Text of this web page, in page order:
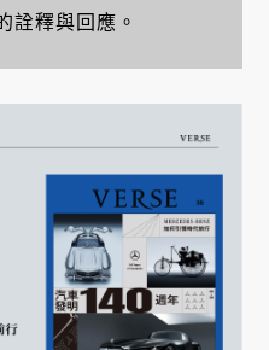
詮釋與回應。